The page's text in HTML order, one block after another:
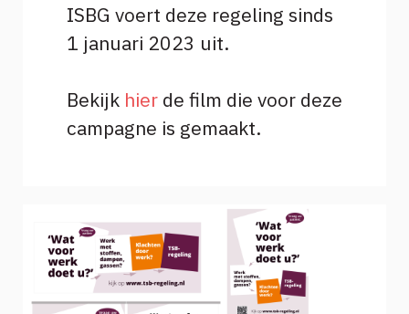
ISBG voert deze regeling sinds
1 januari 2023 uit.
Bekijk hierde film die voor deze
campagne is gemaakt.